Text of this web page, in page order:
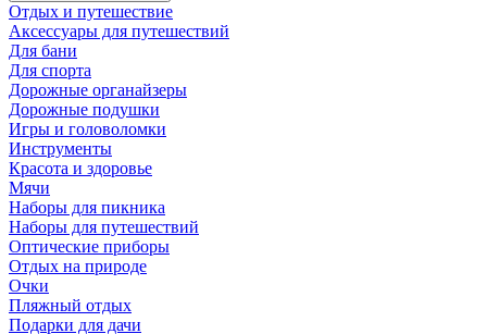
Отдых и путешествие
Аксессуары для путешествий
Для бани
Для спорта
Дорожные органайзеры
Дорожные подушки
Игры и головоломки
Инструменты
Красота и здоровье
Мячи
Наборы для пикника
Наборы для путешествий
Оптические приборы
Отдых на природе
Очки
Пляжный отдых
Подарки для дачи